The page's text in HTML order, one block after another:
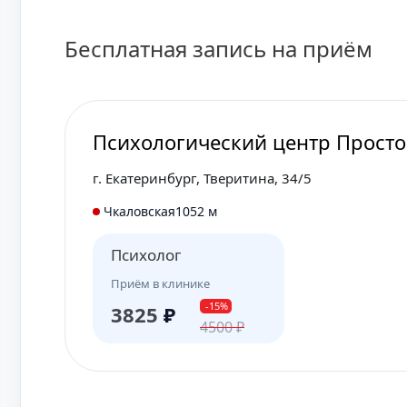
Бесплатная запись на приём
Психологический центр
г. Екатеринбург, Тверитина, 34/5
Чкаловская1052 м
Психолог
Приём в клинике
3825 ₽ -15%
4500₽